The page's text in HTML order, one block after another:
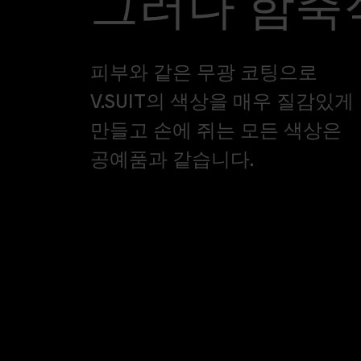
피부와 같은 무광 코팅으로
V.SUIT의 색상을 매우 질감있게
만들고 손에 쥐는 모든 색상은
공예품과 같습니다.